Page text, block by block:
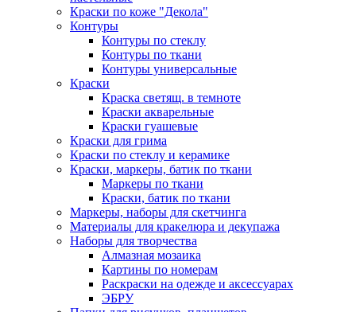
Краски по коже "Декола"
Контуры
Контуры по стеклу
Контуры по ткани
Контуры универсальные
Краски
Краска светящ. в темноте
Краски акварельные
Краски гуашевые
Краски для грима
Краски по стеклу и керамике
Краски, маркеры, батик по ткани
Маркеры по ткани
Краски, батик по ткани
Маркеры, наборы для скетчинга
Материалы для кракелюра и декупажа
Наборы для творчества
Алмазная мозаика
Картины по номерам
Раскраски на одежде и аксессуарах
ЭБРУ